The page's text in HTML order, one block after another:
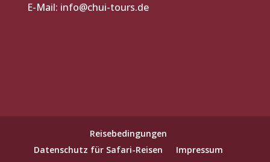
E-Mail: info@chui-tours.de
Reisebedingungen
Datenschutz für Safari-Reisen
Impressum